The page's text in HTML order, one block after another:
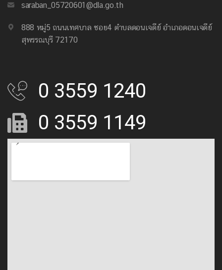
saraban_05720601@dla.go.th
888 หมู่5 ถนนเทศบาล ซอย4 ตำบลดอนเจดีย์ อำเภอดอนเจดีย์
สุพรรณบุรี 72170
0 3559 1240
0 3559 1149